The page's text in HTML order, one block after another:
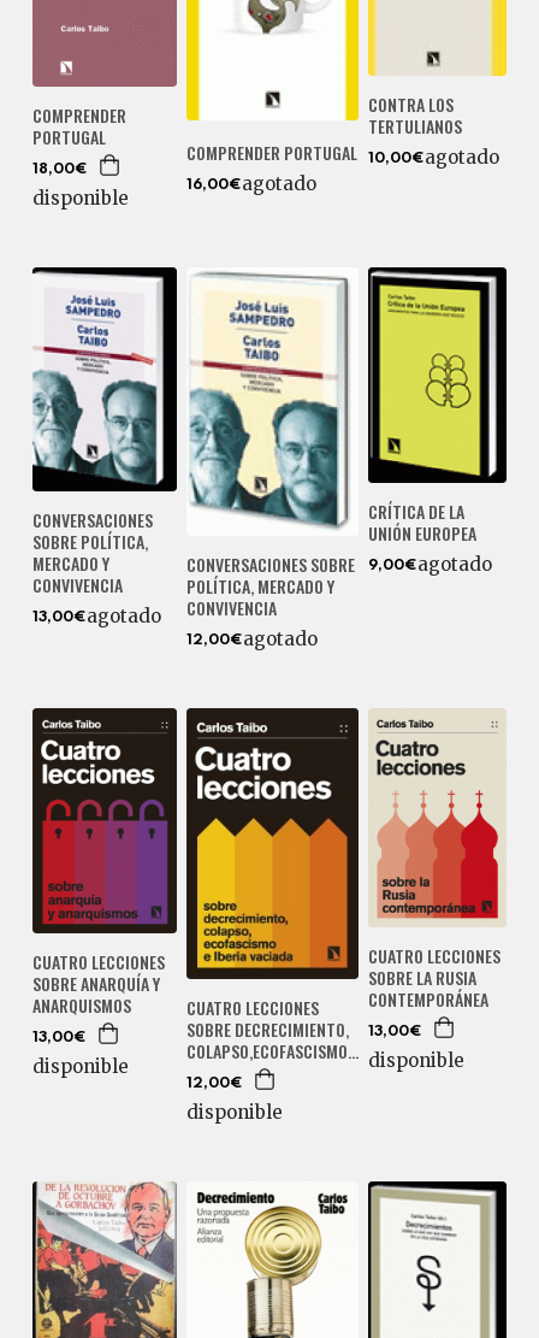
COMPRENDER
PORTUGAL
18,00€
disponible
COMPRENDER PORTUGAL
16,00€agotado
CONTRA LOS
TERTULIANOS
10,00€agotado
CONVERSACIONES
SOBRE POLÍTICA,
MERCADO Y
CONVIVENCIA
13,00€agotado
CONVERSACIONES SOBRE
POLÍTICA, MERCADO Y
CONVIVENCIA
12,00€agotado
CRÍTICA DE LA
UNIÓN EUROPEA
9,00€agotado
CUATRO LECCIONES
SOBRE ANARQUÍA Y
ANARQUISMOS
13,00€
disponible
CUATRO LECCIONES
SOBRE DECRECIMIENTO,
COLAPSO,ECOFASCISMO...
12,00€
disponible
CUATRO LECCIONES
SOBRE LA RUSIA
CONTEMPORÁNEA
13,00€
disponible